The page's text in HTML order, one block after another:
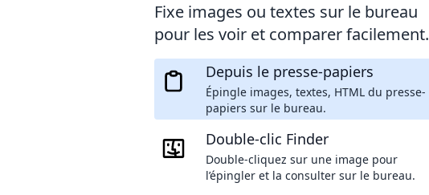
Fixe images ou textes sur le bureau
pour les voir et comparer facilement.
Depuis le presse-papiers
Épingle images, textes, HTML du presse-
papiers sur le bureau.
Double-clic Finder
Double-cliquez sur une image pour
l’épingler et la consulter sur le bureau.